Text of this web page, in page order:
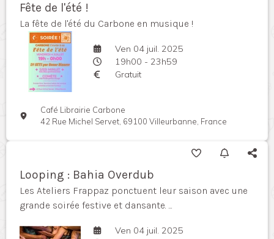
Fête de l'été !
La fête de l'été du Carbone en musique !
Ven 04 juil. 2025
19h00 - 23h59
Gratuit
Café Librairie Carbone
42 Rue Michel Servet, 69100 Villeurbanne, France
Looping : Bahia Overdub
Les Ateliers Frappaz ponctuent leur saison avec une
grande soirée festive et dansante. ...
Ven 04 juil. 2025